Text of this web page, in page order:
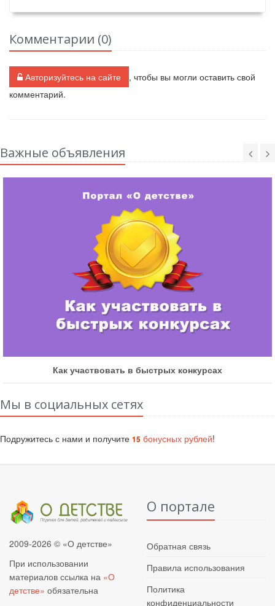
Комментарии (0)
Авторизуйтесь на сайте
, чтобы вы могли оставить свой
комментарий.
Важные объявления
Как участвовать в дистанционных конкурсах
Мы в социальных сетях
Подружитесь с нами и получите 15 бонусных рублей!
2009-2026 © «О детстве»
При использовании
материалов ссылка на «О
детстве» обязательна
О портале
Обратная связь
Правила использования
Политика
конфиденциальности